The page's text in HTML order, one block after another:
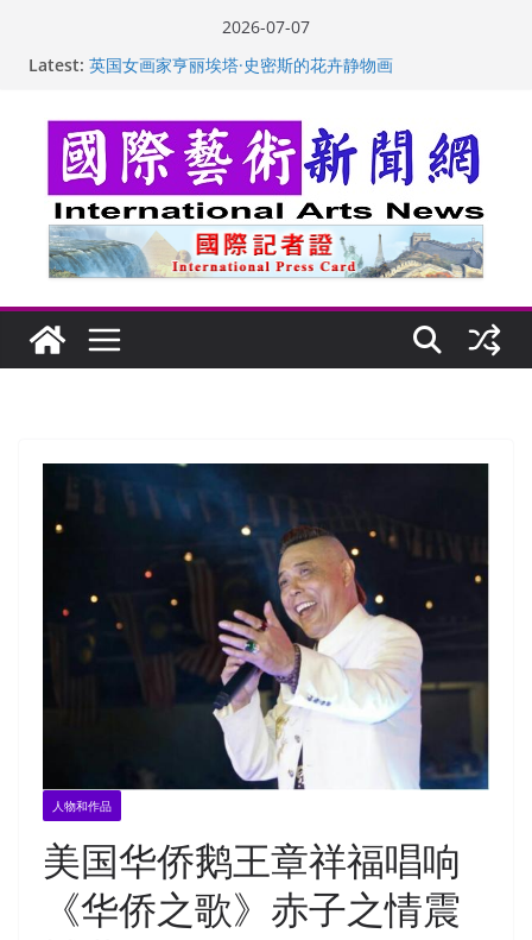
2026-07-07
Latest: 英国女画家亨丽埃塔·史密斯的花卉静物画
美国人
玛丽安娜·卡拉切娃的绘画：幽默和难以言喻的快乐
苏方 ：“字”得其乐
人物和作品
美国华侨鹅王章祥福唱响
《华侨之歌》赤子之情震